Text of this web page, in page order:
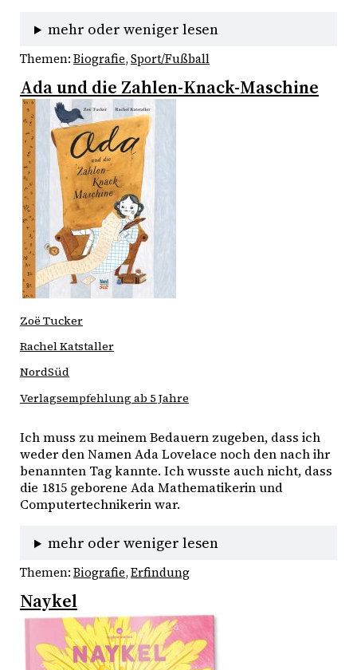
mehr oder weniger lesen
Themen: Biografie, Sport/Fußball
Ada und die Zahlen-Knack-Maschine
Zoë Tucker
Rachel Katstaller
NordSüd
Verlagsempfehlung ab 5 Jahre
Ich muss zu meinem Bedauern zugeben, dass ich
weder den Namen Ada Lovelace noch den nach ihr
benannten Tag kannte. Ich wusste auch nicht, dass
die 1815 geborene Ada Mathematikerin und
Computertechnikerin war.
mehr oder weniger lesen
Themen: Biografie, Erfindung
Naykel